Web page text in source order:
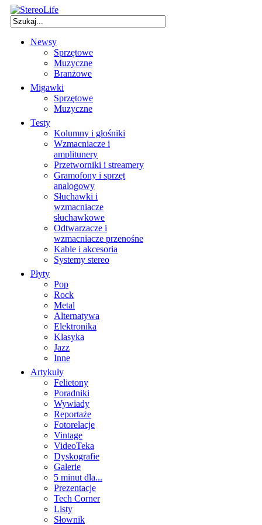
Newsy
Sprzętowe
Muzyczne
Branżowe
Migawki
Sprzętowe
Muzyczne
Testy
Kolumny i głośniki
Wzmacniacze i
amplitunery
Przetworniki i streamery
Gramofony i sprzęt
analogowy
Słuchawki i
wzmacniacze
słuchawkowe
Odtwarzacze i
wzmacniacze przenośne
Kable i akcesoria
Systemy stereo
Płyty
Pop
Rock
Metal
Alternatywa
Elektronika
Klasyka
Jazz
Inne
Artykuły
Felietony
Poradniki
Wywiady
Reportaże
Fotorelacje
Vintage
VideoTeka
Dyskografie
Galerie
5 minut dla...
Prezentacje
Tech Corner
Listy
Słownik